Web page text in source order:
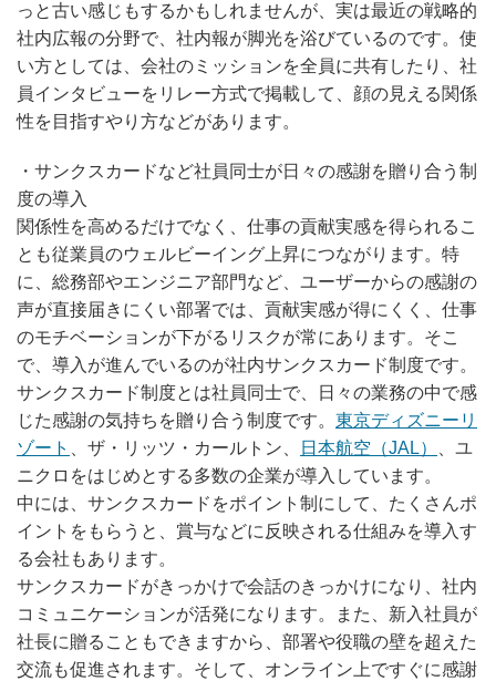
っと古い感じもするかもしれませんが、実は最近の戦略的
社内広報の分野で、社内報が脚光を浴びているのです。使
い方としては、会社のミッションを全員に共有したり、社
員インタビューをリレー方式で掲載して、顔の見える関係
性を目指すやり方などがあります。
・サンクスカードなど社員同士が日々の感謝を贈り合う制
度の導入
関係性を高めるだけでなく、仕事の貢献実感を得られるこ
とも従業員のウェルビーイング上昇につながります。特
に、総務部やエンジニア部門など、ユーザーからの感謝の
声が直接届きにくい部署では、貢献実感が得にくく、仕事
のモチベーションが下がるリスクが常にあります。そこ
で、導入が進んでいるのが社内サンクスカード制度です。
サンクスカード制度とは社員同士で、日々の業務の中で感
じた感謝の気持ちを贈り合う制度です。 東京ディズニーリ
ゾート
、ザ・リッツ・カールトン、 日本航空（JAL）
、ユ
ニクロをはじめとする多数の企業が導入しています。
中には、サンクスカードをポイント制にして、たくさんポ
イントをもらうと、賞与などに反映される仕組みを導入す
る会社もあります。
サンクスカードがきっかけで会話のきっかけになり、社内
コミュニケーションが活発になります。また、新入社員が
社長に贈ることもできますから、部署や役職の壁を超えた
交流も促進されます。そして、オンライン上ですぐに感謝